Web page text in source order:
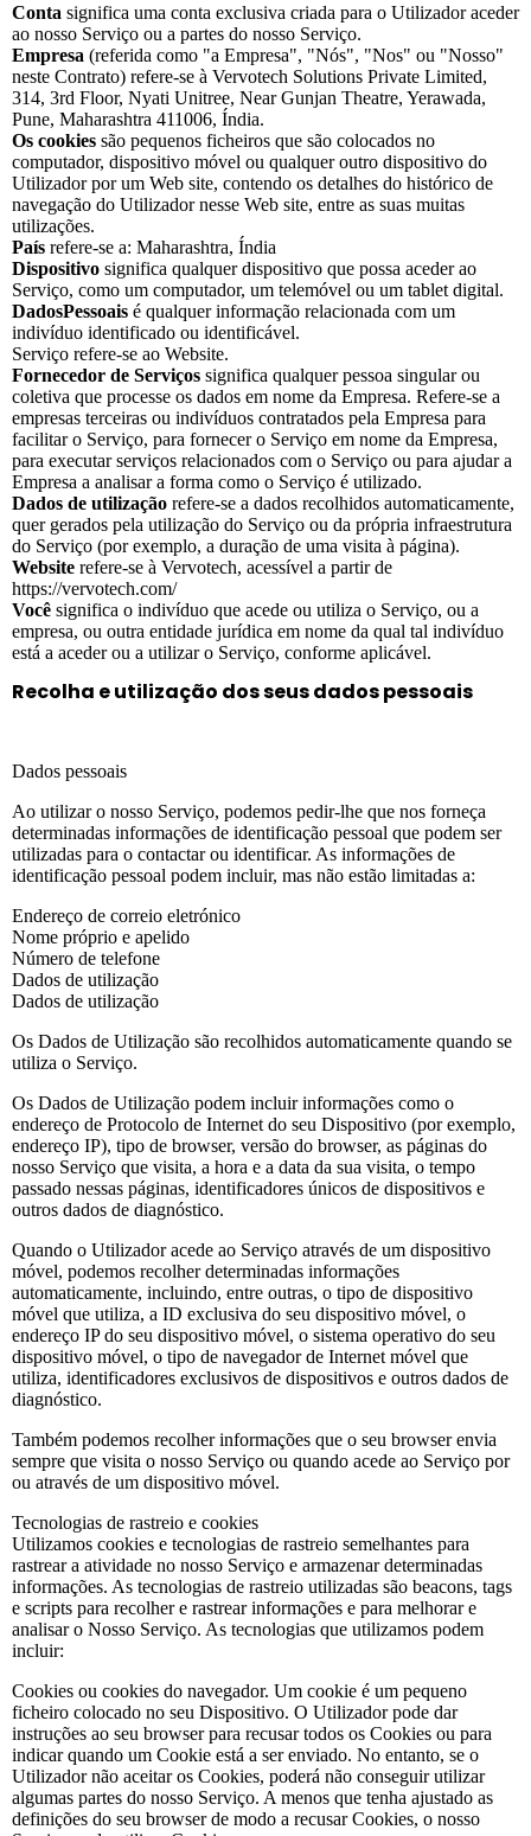
Conta significa uma conta exclusiva criada para o Utilizador aceder
ao nosso Serviço ou a partes do nosso Serviço.
Empresa (referida como "a Empresa", "Nós", "Nos" ou "Nosso"
neste Contrato) refere-se à Vervotech Solutions Private Limited,
314, 3rd Floor, Nyati Unitree, Near Gunjan Theatre, Yerawada,
Pune, Maharashtra 411006, Índia.
Os cookies são pequenos ficheiros que são colocados no
computador, dispositivo móvel ou qualquer outro dispositivo do
Utilizador por um Web site, contendo os detalhes do histórico de
navegação do Utilizador nesse Web site, entre as suas muitas
utilizações.
País refere-se a: Maharashtra, Índia
Dispositivo significa qualquer dispositivo que possa aceder ao
Serviço, como um computador, um telemóvel ou um tablet digital.
DadosPessoais é qualquer informação relacionada com um
indivíduo identificado ou identificável.
Serviço refere-se ao Website.
Fornecedor de Serviços significa qualquer pessoa singular ou
coletiva que processe os dados em nome da Empresa. Refere-se a
empresas terceiras ou indivíduos contratados pela Empresa para
facilitar o Serviço, para fornecer o Serviço em nome da Empresa,
para executar serviços relacionados com o Serviço ou para ajudar a
Empresa a analisar a forma como o Serviço é utilizado.
Dados de utilização refere-se a dados recolhidos automaticamente,
quer gerados pela utilização do Serviço ou da própria infraestrutura
do Serviço (por exemplo, a duração de uma visita à página).
Website refere-se à Vervotech, acessível a partir de
https://vervotech.com/
Você significa o indivíduo que acede ou utiliza o Serviço, ou a
empresa, ou outra entidade jurídica em nome da qual tal indivíduo
está a aceder ou a utilizar o Serviço, conforme aplicável.
Recolha e utilização dos seus dados pessoais
Dados pessoais
Ao utilizar o nosso Serviço, podemos pedir-lhe que nos forneça
determinadas informações de identificação pessoal que podem ser
utilizadas para o contactar ou identificar. As informações de
identificação pessoal podem incluir, mas não estão limitadas a:
Endereço de correio eletrónico
Nome próprio e apelido
Número de telefone
Dados de utilização
Dados de utilização
Os Dados de Utilização são recolhidos automaticamente quando se
utiliza o Serviço.
Os Dados de Utilização podem incluir informações como o
endereço de Protocolo de Internet do seu Dispositivo (por exemplo,
endereço IP), tipo de browser, versão do browser, as páginas do
nosso Serviço que visita, a hora e a data da sua visita, o tempo
passado nessas páginas, identificadores únicos de dispositivos e
outros dados de diagnóstico.
Quando o Utilizador acede ao Serviço através de um dispositivo
móvel, podemos recolher determinadas informações
automaticamente, incluindo, entre outras, o tipo de dispositivo
móvel que utiliza, a ID exclusiva do seu dispositivo móvel, o
endereço IP do seu dispositivo móvel, o sistema operativo do seu
dispositivo móvel, o tipo de navegador de Internet móvel que
utiliza, identificadores exclusivos de dispositivos e outros dados de
diagnóstico.
Também podemos recolher informações que o seu browser envia
sempre que visita o nosso Serviço ou quando acede ao Serviço por
ou através de um dispositivo móvel.
Tecnologias de rastreio e cookies
Utilizamos cookies e tecnologias de rastreio semelhantes para
rastrear a atividade no nosso Serviço e armazenar determinadas
informações. As tecnologias de rastreio utilizadas são beacons, tags
e scripts para recolher e rastrear informações e para melhorar e
analisar o Nosso Serviço. As tecnologias que utilizamos podem
incluir:
Cookies ou cookies do navegador. Um cookie é um pequeno
ficheiro colocado no seu Dispositivo. O Utilizador pode dar
instruções ao seu browser para recusar todos os Cookies ou para
indicar quando um Cookie está a ser enviado. No entanto, se o
Utilizador não aceitar os Cookies, poderá não conseguir utilizar
algumas partes do nosso Serviço. A menos que tenha ajustado as
definições do seu browser de modo a recusar Cookies, o nosso